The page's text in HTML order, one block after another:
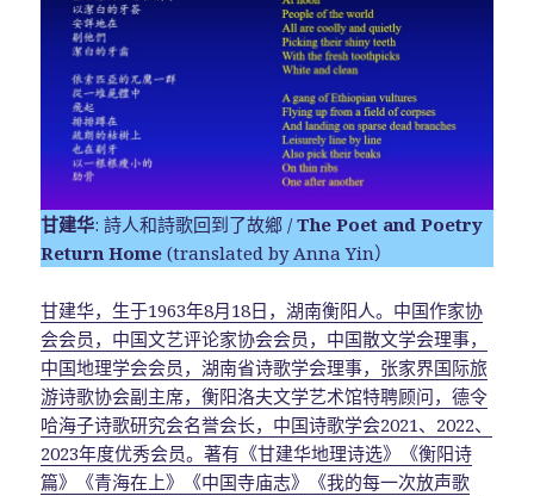
甘建华: 詩人和詩歌回到了故鄉 /The Poet and Poetry
Return Home (translated by Anna Yin）
甘建华，生于1963年8月18日，湖南衡阳人。中国作家协
会会员，中国文艺评论家协会会员，中国散文学会理事，
中国地理学会会员，湖南省诗歌学会理事，张家界国际旅
游诗歌协会副主席，衡阳洛夫文学艺术馆特聘顾问，德令
哈海子诗歌研究会名誉会长，中国诗歌学会2021、2022、
2023年度优秀会员。著有《甘建华地理诗选》《衡阳诗
篇》《青海在上》《中国寺庙志》《我的每一次放声歌